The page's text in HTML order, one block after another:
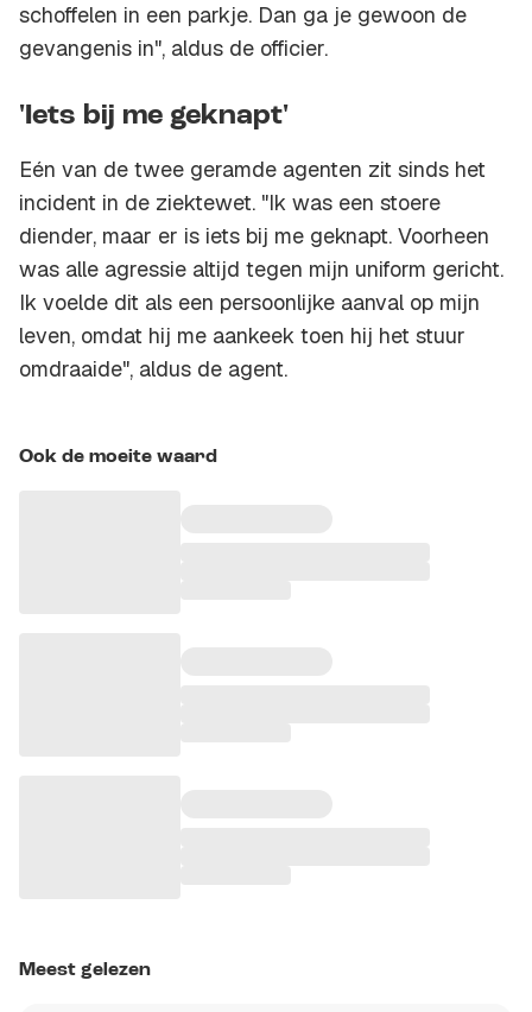
schoffelen in een parkje. Dan ga je gewoon de
gevangenis in", aldus de officier.
'Iets bij me geknapt'
Eén van de twee geramde agenten zit sinds het
incident in de ziektewet. "Ik was een stoere
diender, maar er is iets bij me geknapt. Voorheen
was alle agressie altijd tegen mijn uniform gericht.
Ik voelde dit als een persoonlijke aanval op mijn
leven, omdat hij me aankeek toen hij het stuur
omdraaide", aldus de agent.
Ook de moeite waard
Meest gelezen